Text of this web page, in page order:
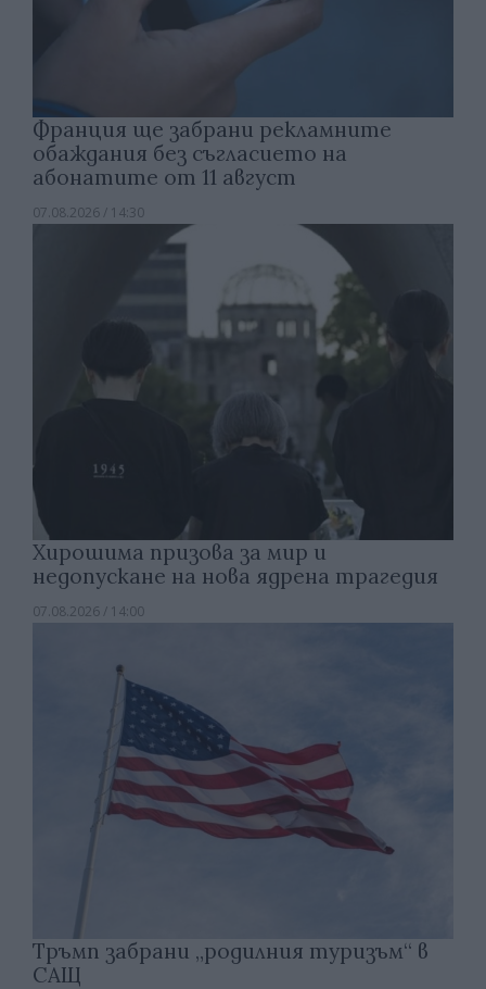
Франция ще забрани рекламните
обаждания без съгласието на
абонатите от 11 август
07.08.2026 / 14:30
Хирошима призова за мир и
недопускане на нова ядрена трагедия
07.08.2026 / 14:00
Тръмп забрани „родилния туризъм“ в
САЩ